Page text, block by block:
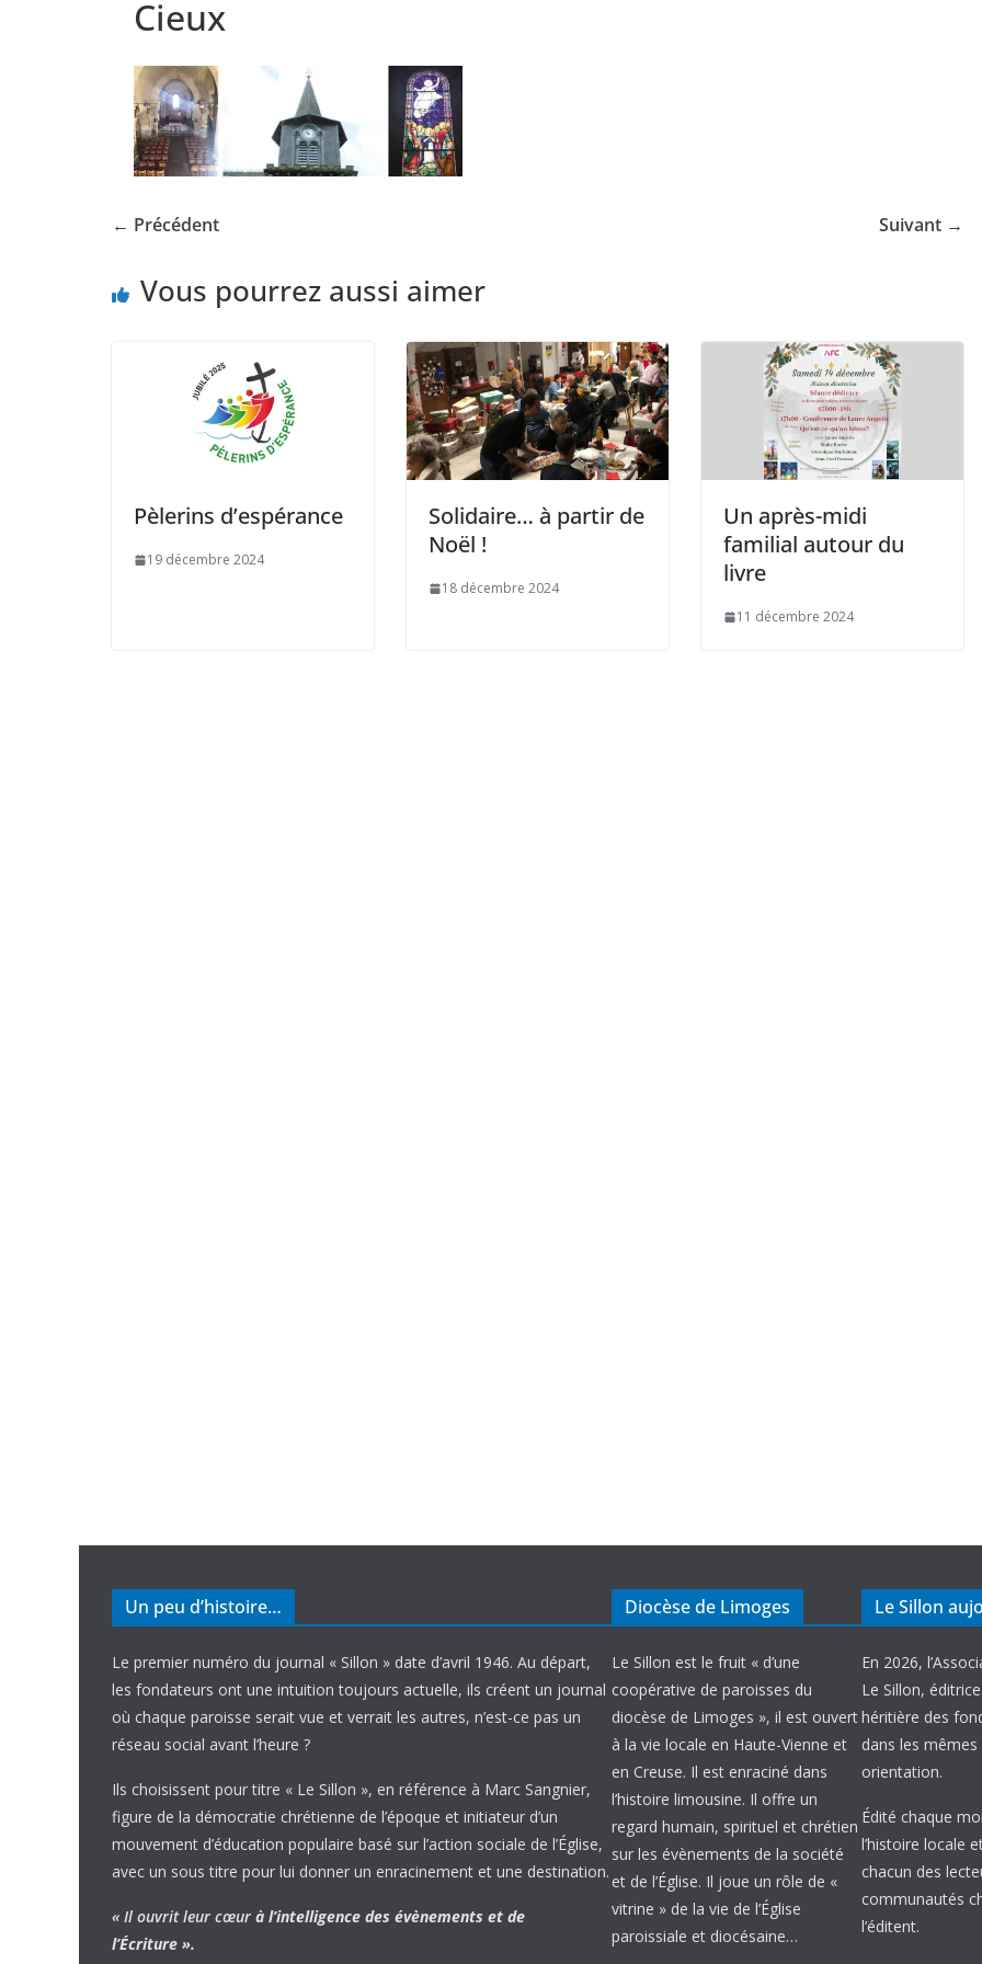
Cieux
← Précédent Suivant →
Vous pourrez aussi aimer
Pèlerins d’espérance
19 décembre 2024
Solidaire… à partir de
Noël !
18 décembre 2024
Un après-midi
familial autour du
livre
11 décembre 2024
Un peu d’histoire…
Le premier numéro du journal « Sillon » date d’avril 1946. Au départ,
les fondateurs ont une intuition toujours actuelle, ils créent un journal
où chaque paroisse serait vue et verrait les autres, n’est-ce pas un
réseau social avant l’heure ?
Ils choisissent pour titre « Le Sillon », en référence à Marc Sangnier,
figure de la démocratie chrétienne de l’époque et initiateur d’un
mouvement d’éducation populaire basé sur l’action sociale de l’Église,
avec un sous titre pour lui donner un enracinement et une destination.
« Il ouvrit leur cœur à l’intelligence des évènements et de
l’Écriture ».
Diocèse de Limoges
Le Sillon est le fruit « d’une
coopérative de paroisses du
diocèse de Limoges », il est ouvert
à la vie locale en Haute-Vienne et
en Creuse. Il est enraciné dans
l’histoire limousine. Il offre un
regard humain, spirituel et chrétien
sur les évènements de la société
et de l’Église. Il joue un rôle de «
vitrine » de la vie de l’Église
paroissiale et diocésaine…
Le Sillon
En 2026,
Le Sillon,
héritière des
dans les
orientation.
Édité chaque
l’histoire locale
chacun des
communautés
l’éditent.